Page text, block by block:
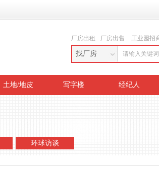
厂房出租 厂房出售 工业园招
找厂房
土地/地皮 写字楼 经纪人
环球访谈